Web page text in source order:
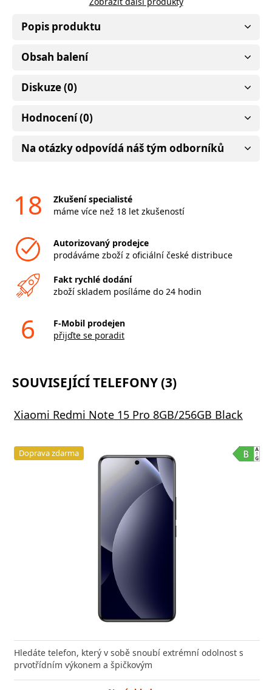
Popis produktu
Obsah balení
Diskuze (0)
Hodnocení (0)
Na otázky odpovídá náš tým odborníků
18
Zkušení specialisté
máme více než 18 let zkušeností
Autorizovaný prodejce
prodáváme zboží z oficiální české distribuce
Fakt rychlé dodání
zboží skladem posíláme do 24 hodin
6
F-Mobil prodejen
přijďte se poradit
SOUVISEJÍCÍ TELEFONY (3)
Xiaomi Redmi Note 15 Pro 8GB/256GB Black
Doprava zdarma
Hledáte telefon, který v sobě snoubí extrémní odolnost s
prvotřídním výkonem a špičkovým